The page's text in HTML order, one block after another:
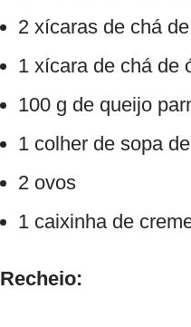
2 xícaras de chá
1 xícara de chá de
100 g de queijo
1 colher de sopa
2 ovos
1 caixinha de
Recheio: